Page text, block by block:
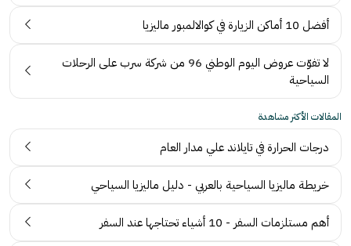
أفضل 10 أماكن الزيارة في كوالالمبور ماليزيا
لا تفوّت عروض اليوم الوطني 96 من شركة سرب على الرحلات
السياحية
المقالات الأكثر مشاهدة
درجات الحرارة في تايلاند علي مدار العام
خريطة ماليزيا السياحية بالعربي - دليل ماليزيا السياحي
أهم مستلزمات السفر - 10 أشياء تحتاجها عند السفر